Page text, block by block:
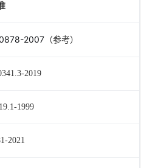
2007 （参考）
2019
1999
2021